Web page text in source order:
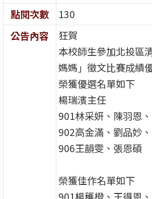
點閱次數
130
公告內容
狂賀
本校師生參加北投區
媽媽」徵文比賽成績
榮獲優選名單如下
楊瑞濱主任
901林采妍、陳羽恩
902高金滿、劉品妙
906王韻雯、張恩碩
榮獲佳作名單如下